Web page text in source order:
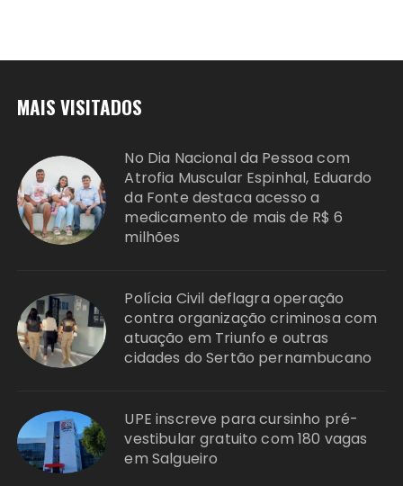
MAIS VISITADOS
No Dia Nacional da Pessoa com
Atrofia Muscular Espinhal, Eduardo
da Fonte destaca acesso a
medicamento de mais de R$ 6
milhões
Polícia Civil deflagra operação
contra organização criminosa com
atuação em Triunfo e outras
cidades do Sertão pernambucano
UPE inscreve para cursinho pré-
vestibular gratuito com 180 vagas
em Salgueiro